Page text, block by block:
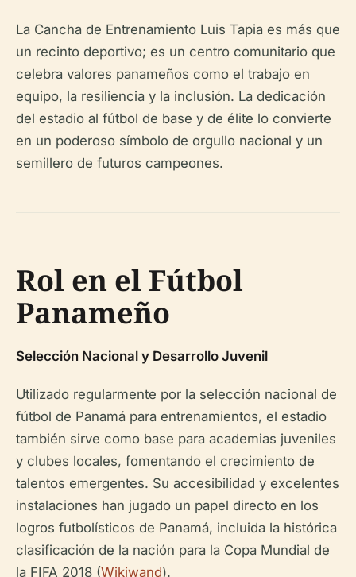
La Cancha de Entrenamiento Luis Tapia es más que
un recinto deportivo; es un centro comunitario que
celebra valores panameños como el trabajo en
equipo, la resiliencia y la inclusión. La dedicación
del estadio al fútbol de base y de élite lo convierte
en un poderoso símbolo de orgullo nacional y un
semillero de futuros campeones.
Rol en el Fútbol
Panameño
Selección Nacional y Desarrollo Juvenil
Utilizado regularmente por la selección nacional de
fútbol de Panamá para entrenamientos, el estadio
también sirve como base para academias juveniles
y clubes locales, fomentando el crecimiento de
talentos emergentes. Su accesibilidad y excelentes
instalaciones han jugado un papel directo en los
logros futbolísticos de Panamá, incluida la histórica
clasificación de la nación para la Copa Mundial de
la FIFA 2018 (Wikiwand).